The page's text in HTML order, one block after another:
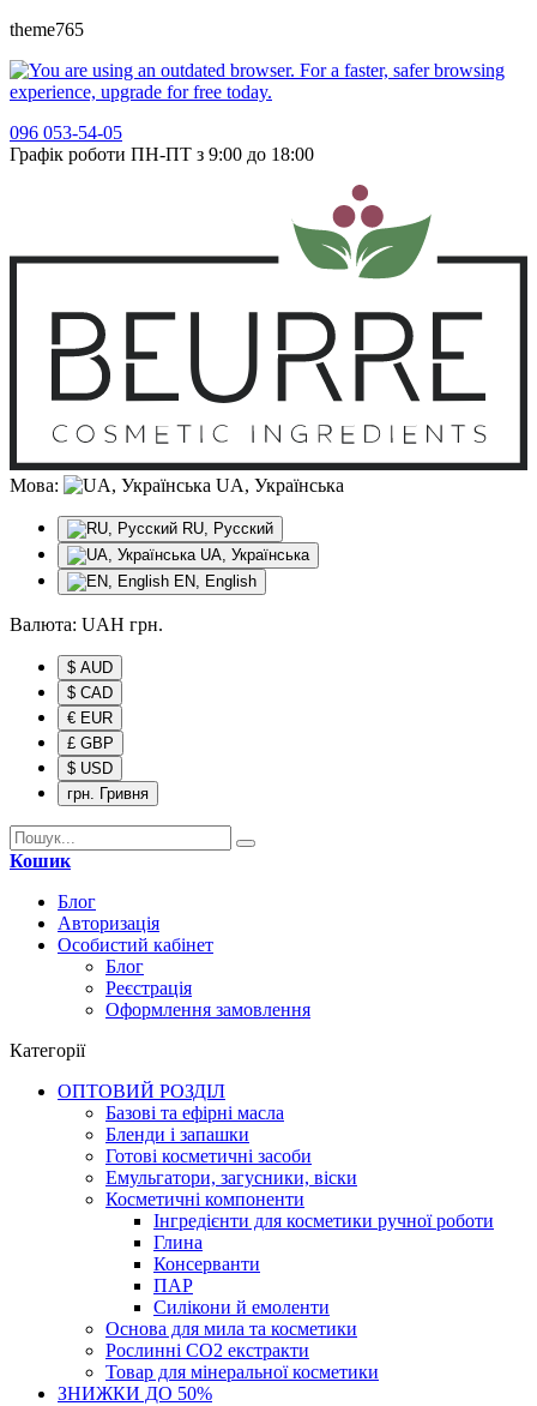
theme765
096 053-54-05
Графік роботи ПН-ПТ з 9:00 до 18:00
Мова: UA, Українська
RU, Русский
UA, Українська
EN, English
Валюта: UAH грн.
$ AUD
$ CAD
€ EUR
£ GBP
$ USD
грн. Гривня
Кошик
Блог
Авторизація
Особистий кабінет
Блог
Реєстрація
Оформлення замовлення
Категорії
ОПТОВИЙ РОЗДІЛ
Базові та ефірні масла
Бленди і запашки
Готові косметичні засоби
Емульгатори, загусники, віски
Косметичні компоненти
Інгредієнти для косметики ручної роботи
Глина
Консерванти
ПАР
Силікони й емоленти
Основа для мила та косметики
Рослинні СО2 екстракти
Товар для мінеральної косметики
ЗНИЖКИ ДО 50%